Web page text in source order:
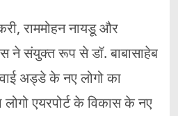
राममोहन नायडू और
ने संयुक्त रूप से डॉ. बाबासाहेब
अड्डे के नए लोगो का
एयरपोर्ट के विकास के नए